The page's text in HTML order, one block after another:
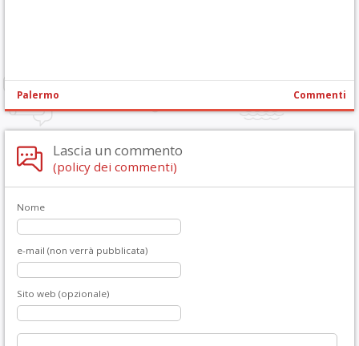
Palermo Commenti
Lascia un commento
(policy dei commenti)
Nome
e-mail (non verrà pubblicata)
Sito web (opzionale)